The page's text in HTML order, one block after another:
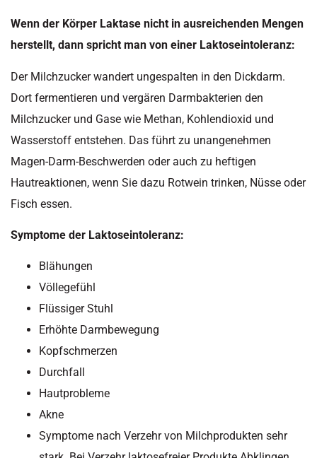
Wenn der Körper Laktase nicht in ausreichenden Mengen
herstellt, dann spricht man von einer Laktoseintoleranz:
Der Milchzucker wandert ungespalten in den Dickdarm.
Dort fermentieren und vergären Darmbakterien den
Milchzucker und Gase wie Methan, Kohlendioxid und
Wasserstoff entstehen. Das führt zu unangenehmen
Magen-Darm-Beschwerden oder auch zu heftigen
Hautreaktionen, wenn Sie dazu Rotwein trinken, Nüsse oder
Fisch essen.
Symptome der Laktoseintoleranz:
Blähungen
Völlegefühl
Flüssiger Stuhl
Erhöhte Darmbewegung
Kopfschmerzen
Durchfall
Hautprobleme
Akne
Symptome nach Verzehr von Milchprodukten sehr